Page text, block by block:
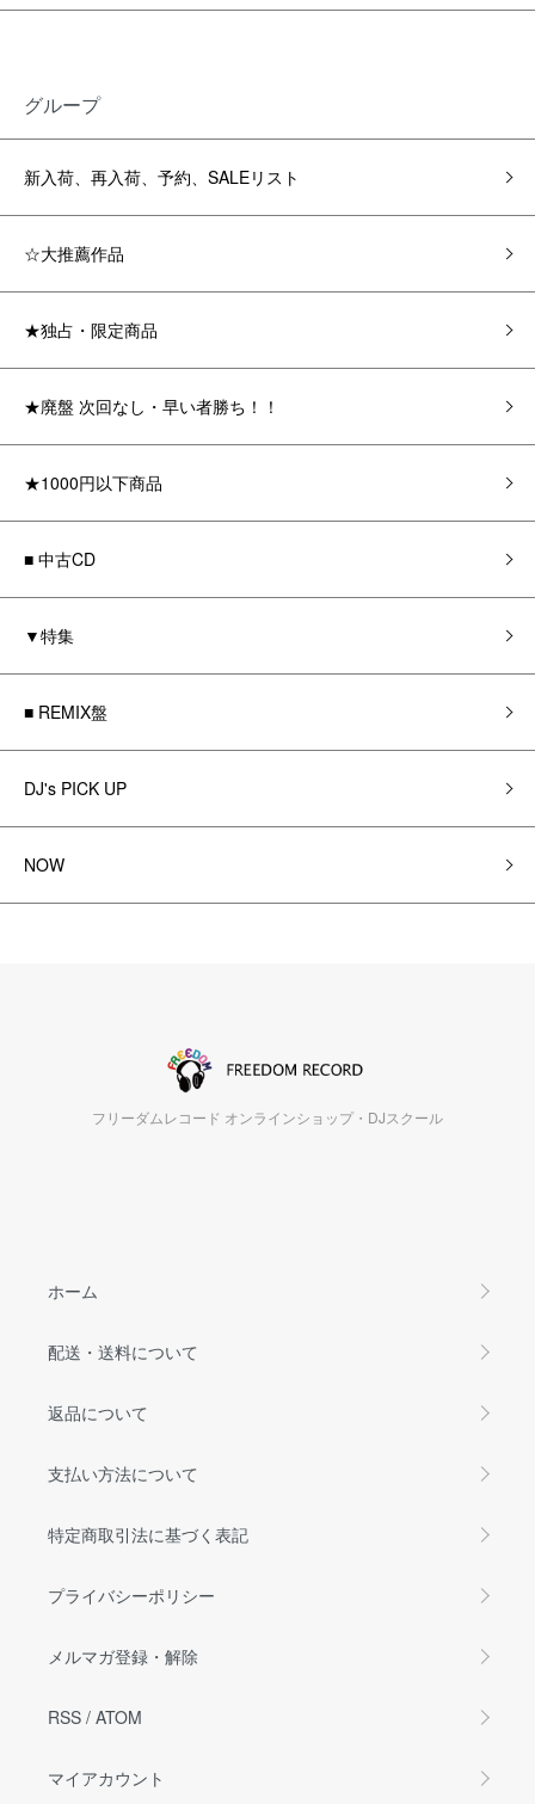
グループ
新入荷、再入荷、予約、SALEリスト
☆大推薦作品
★独占・限定商品
★廃盤 次回なし・早い者勝ち！！
★1000円以下商品
■ 中古CD
▼特集
■ REMIX盤
DJ's PICK UP
NOW
フリーダムレコード オンラインショップ・DJスクール
ホーム
配送・送料について
返品について
支払い方法について
特定商取引法に基づく表記
プライバシーポリシー
メルマガ登録・解除
RSS / ATOM
マイアカウント